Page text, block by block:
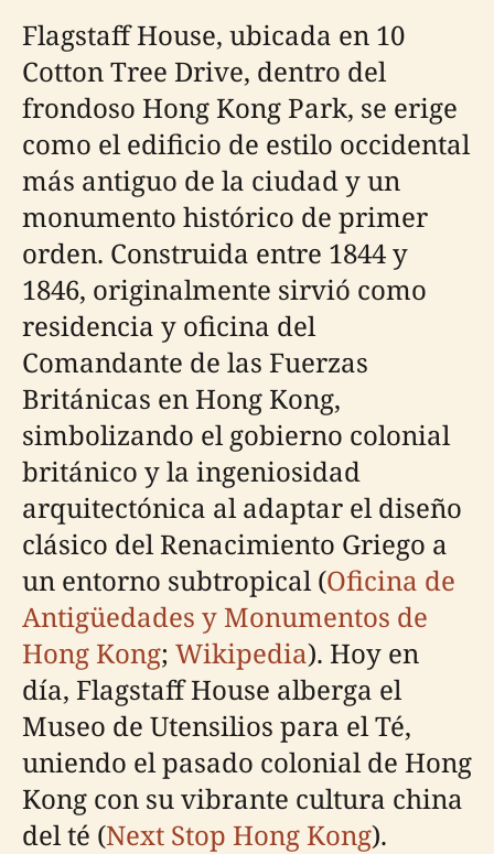
Flagstaff House, ubicada en 10
Cotton Tree Drive, dentro del
frondoso Hong Kong Park, se erige
como el edificio de estilo occidental
más antiguo de la ciudad y un
monumento histórico de primer
orden. Construida entre 1844 y
1846, originalmente sirvió como
residencia y oficina del
Comandante de las Fuerzas
Británicas en Hong Kong,
simbolizando el gobierno colonial
británico y la ingeniosidad
arquitectónica al adaptar el diseño
clásico del Renacimiento Griego a
un entorno subtropical (Oficina de
Antigüedades y Monumentos de
Hong Kong; Wikipedia). Hoy en
día, Flagstaff House alberga el
Museo de Utensilios para el Té,
uniendo el pasado colonial de Hong
Kong con su vibrante cultura china
del té (Next Stop Hong Kong).